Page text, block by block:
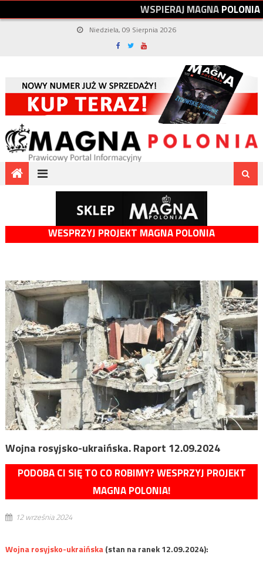
WSPIERAJMAGNAPOLONIA
Niedziela, 09 Sierpnia 2026
WESPRZYJ PROJEKT MAGNA POLONIA
Wojna rosyjsko-ukraińska. Raport 12.09.2024
PODOBA CI SIĘ TO CO ROBIMY? WESPRZYJ PROJEKT
MAGNA POLONIA!
12 września 2024
Wojna rosyjsko-ukraińska(stan na ranek 12.09.2024):